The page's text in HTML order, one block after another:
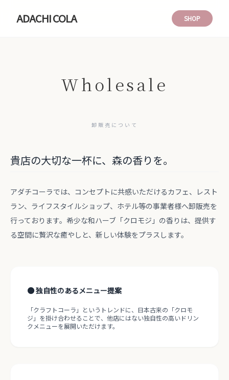
ADACHI COLA SHOP
Wholesale
卸販売について
貴店の大切な一杯に、森の香りを。
アダチコーラでは、コンセプトに共感いただけるカフェ、レスト
ラン、ライフスタイルショップ、ホテル等の事業者様へ卸販売を
行っております。希少な和ハーブ「クロモジ」の香りは、提供す
る空間に贅沢な癒やしと、新しい体験をプラスします。
● 独自性のあるメニュー提案
「クラフトコーラ」というトレンドに、日本古来の「クロモ
ジ」を掛け合わせることで、他店にはない独自性の高いドリン
クメニューを展開いただけます。